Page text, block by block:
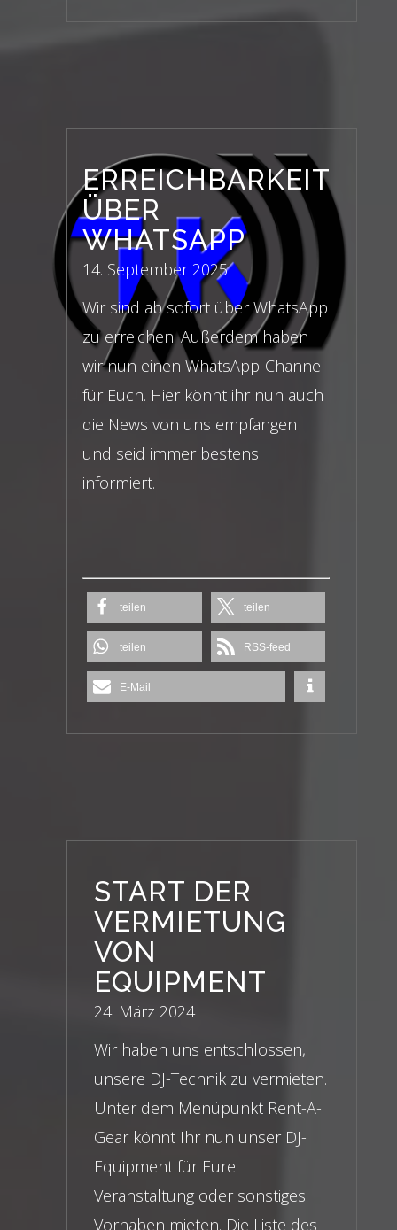
ERREICHBARKEIT
ÜBER
WHATSAPP
14. September 2025
Wir sind ab sofort über WhatsApp
zu erreichen. Außerdem haben
wir nun einen WhatsApp-Channel
für Euch. Hier könnt ihr nun auch
die News von uns empfangen
und seid immer bestens
informiert.
teilen teilen
teilen RSS-feed
E-Mail
START DER
VERMIETUNG
VON
EQUIPMENT
24. März 2024
Wir haben uns entschlossen,
unsere DJ-Technik zu vermieten.
Unter dem Menüpunkt Rent-A-
Gear könnt Ihr nun unser DJ-
Equipment für Eure
Veranstaltung oder sonstiges
Vorhaben mieten. Die Liste des